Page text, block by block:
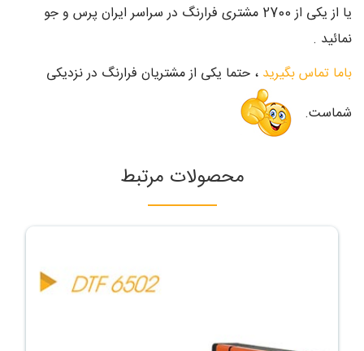
یا از یکی از 2700 مشتری فرارنگ در سراسر ایران پرس و جو
نمائید .
باما تماس بگیرید ، حتما یکی از مشتریان فرارنگ در نزدیکی
شماست.
محصولات مرتبط